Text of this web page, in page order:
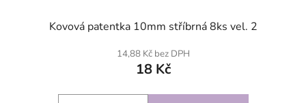
Kovová patentka 10mm stříbrná 8ks vel. 2
14,88 Kč bez DPH
18 Kč